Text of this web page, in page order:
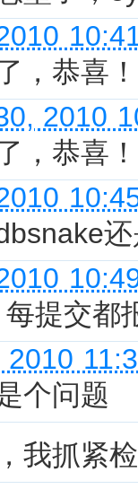
，恭喜
2010
，恭喜
提交都
个问题
我抓紧